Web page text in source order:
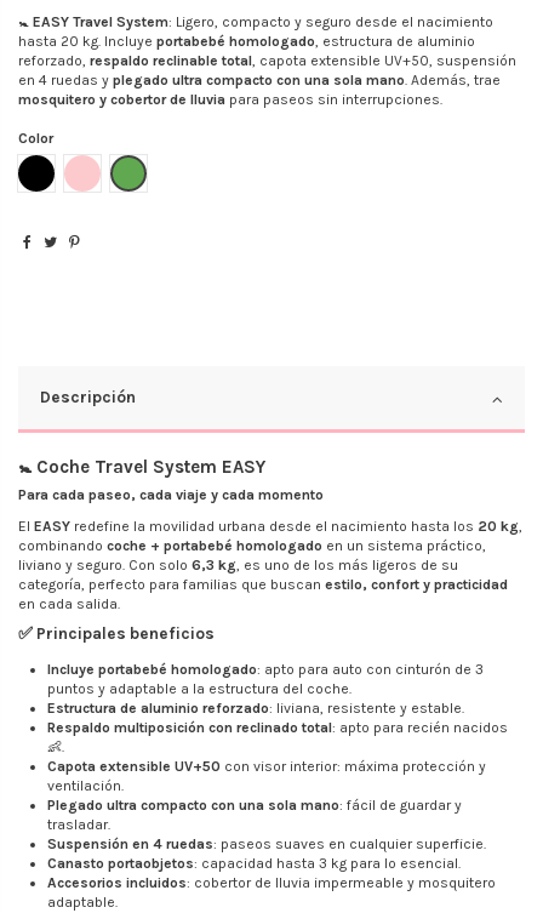
🚼 EASY Travel System: Ligero, compacto y seguro desde el nacimiento
hasta 20 kg. Incluye portabebé homologado, estructura de aluminio
reforzado, respaldo reclinable total, capota extensible UV+50, suspensión
en 4 ruedas y plegado ultra compacto con una sola mano. Además, trae
mosquitero y cobertor de lluvia para paseos sin interrupciones.
Color
Negro
Rosa Verde Limon
Descripción
🚼 Coche Travel System EASY
Para cada paseo, cada viaje y cada momento
El EASY redefine la movilidad urbana desde el nacimiento hasta los 20 kg
combinando coche + portabebé homologado en un sistema práctico,
liviano y seguro. Con solo 6,3 kg , es uno de los más ligeros de su
categoría, perfecto para familias que buscan estilo, confort y practicidad
en cada salida.
✅ Principales beneficios
Incluye portabebé homologado: apto para auto con cinturón de 3
puntos y adaptable a la estructura del coche.
Estructura de aluminio reforzado: liviana, resistente y estable.
Respaldo multiposición con reclinado total: apto para recién nacidos
👶.
Capota extensible UV+50 con visor interior: máxima protección y
ventilación.
Plegado ultra compacto con una sola mano: fácil de guardar y
trasladar.
Suspensión en 4 ruedas: paseos suaves en cualquier superficie.
Canasto portaobjetos: capacidad hasta 3 kg para lo esencial.
Accesorios incluidos: cobertor de lluvia impermeable y mosquitero
adaptable.